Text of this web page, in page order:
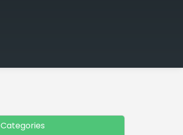
Categories